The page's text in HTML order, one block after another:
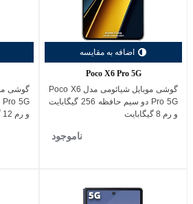
اضافه به مقایسه
Poco X6 Pro 5G
گوشی موبایل شیائومی مدل Poco X6
Pro 5G دو سیم حافظه 256 گیگابایت
و رم 8 گیگابایت
ناموجود
و رم 12 گیگابایت